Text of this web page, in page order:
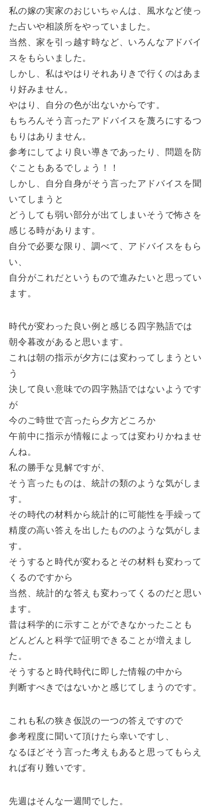
私の嫁の実家のおじいちゃんは、風水など使っ
た占いや相談所をやっていました。
当然、家を引っ越す時など、いろんなアドバイ
スをもらいました。
しかし、私はやはりそれありきで行くのはあま
り好みません。
やはり、自分の色が出ないからです。
もちろんそう言ったアドバイスを蔑ろにするつ
もりはありません。
参考にしてより良い導きであったり、問題を防
ぐこともあるでしょう！！
しかし、自分自身がそう言ったアドバイスを聞
いてしまうと
どうしても弱い部分が出てしまいそうで怖さを
感じる時があります。
自分で必要な限り、調べて、アドバイスをもら
い、
自分がこれだというもので進みたいと思ってい
ます。
時代が変わった良い例と感じる四字熟語では
朝令暮改があると思います。
これは朝の指示が夕方には変わってしまうとい
う
決して良い意味での四字熟語ではないようです
が
今のご時世で言ったら夕方どころか
午前中に指示が情報によっては変わりかねませ
んね。
私の勝手な見解ですが、
そう言ったものは、統計の類のような気がしま
す。
その時代の材料から統計的に可能性を手繰って
精度の高い答えを出したもののような気がしま
す。
そうすると時代が変わるとその材料も変わって
くるのですから
当然、統計的な答えも変わってくるのだと思い
ます。
昔は科学的に示すことができなかったことも
どんどんと科学で証明できることが増えまし
た。
そうすると時代時代に即した情報の中から
判断すべきではないかと感じてしまうのです。
これも私の狭き仮説の一つの答えですので
参考程度に聞いて頂けたら幸いですし、
なるほどそう言った考えもあると思ってもらえ
れば有り難いです。
先週はそんな一週間でした。